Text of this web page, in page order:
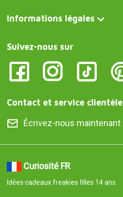
Informations légales
Suivez-nous sur
Contact et service clientèle
Écrivez-nous maintenant
Curiosité FR
Idées cadeaux freakies filles 14 ans